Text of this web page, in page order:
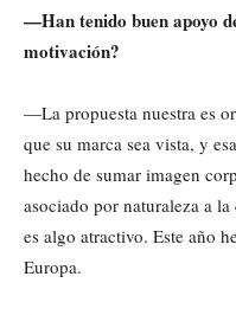
—Han tenido buen apoyo
motivación?
—La propuesta nuestra es
que su marca sea vista, y
hecho de sumar imagen
asociado por naturaleza a
es algo atractivo. Este año
Europa.